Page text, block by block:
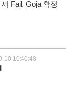
Fail. Goja 확정
10 10:40:48